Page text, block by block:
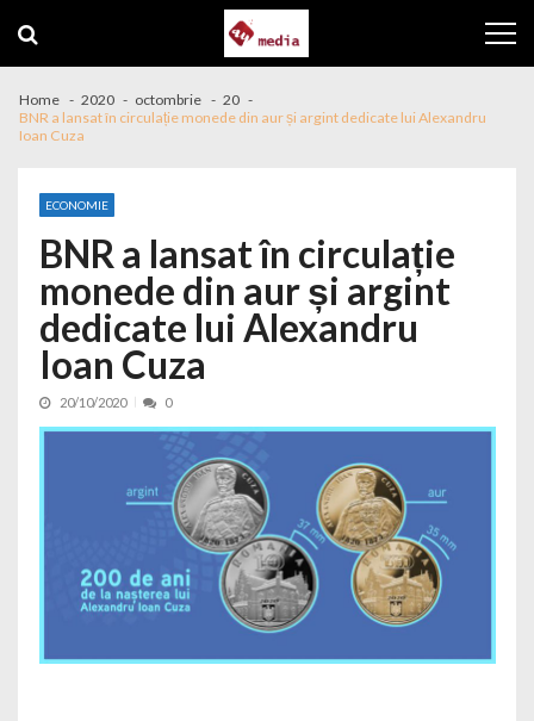
Home 2020 octombrie
20
BNR a lansat în circulație monede din aur și argint dedicate lui Alexandru
Ioan Cuza
ECONOMIE
BNR a lansat în circulație
monede din aur și argint
dedicate lui Alexandru
Ioan Cuza
20/10/2020 0